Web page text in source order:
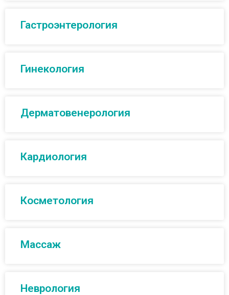
Гастроэнтерология
Гинекология
Дерматовенерология
Кардиология
Косметология
Массаж
Неврология